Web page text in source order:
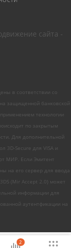
сайта -
в соответствии со
защищенной банковской
технологии
по закрытым
Для дополнительной
3D-Secure для VISA и
МИР. Если Эмитент
на его сервер для ввода
(Mir Accept 2.0) может
информации для
аутентфикации на
2